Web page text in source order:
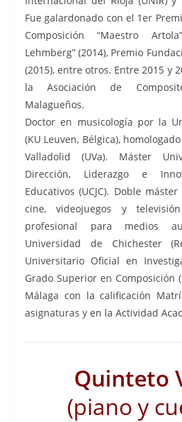
Fue galardonado con el 1er
Composición “Maestro
Lehmberg” (2014), Premio
(2015), entre otros. Entre 2015 y
la Asociación de
Malagueños.
Doctor en musicología por la
(KU Leuven, Bélgica),
Valladolid (UVa). Máster
Dirección, Liderazgo e
Educativos (UCJC). Doble
cine, videojuegos y
profesional para medios
Universidad de Chichester
Universitario Oficial en
Grado Superior en Composición
Málaga con la calificación
asignaturas y en la Actividad
Quinteto
(piano y